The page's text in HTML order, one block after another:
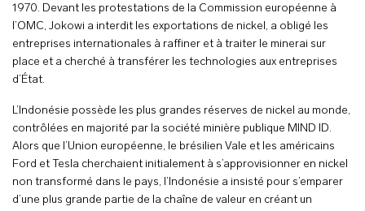
1970. Devant les protestations de la Commission européenne à
l’OMC, Jokowi a interdit les exportations de nickel, a obligé les
entreprises internationales à raffiner et à traiter le minerai sur
place et a cherché à transférer les technologies aux entreprises
d’État.
L’Indonésie possède les plus grandes réserves de nickel au monde,
contrôlées en majorité par la société minière publique MIND ID.
Alors que l’Union européenne, le brésilien Vale et les américains
Ford et Tesla cherchaient initialement à s’approvisionner en nickel
non transformé dans le pays, l’Indonésie a insisté pour s’emparer
d’une plus grande partie de la chaîne de valeur en créant un